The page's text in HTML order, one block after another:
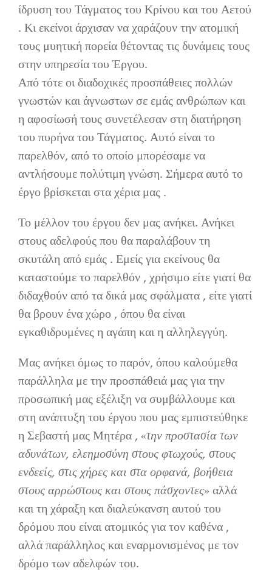
ίδρυση του Τάγματος του Κρίνου και του Αετού
. Κι εκείνοι άρχισαν να χαράζουν την ατομική
τους μυητική πορεία θέτοντας τις δυνάμεις τους
στην υπηρεσία του Έργου.
Από τότε οι διαδοχικές προσπάθειες πολλών
γνωστών και άγνωστων σε εμάς ανθρώπων και
η αφοσίωσή τους συνετέλεσαν στη διατήρηση
του πυρήνα του Τάγματος. Αυτό είναι το
παρελθόν, από το οποίο μπορέσαμε να
αντλήσουμε πολύτιμη γνώση. Σήμερα αυτό το
έργο βρίσκεται στα χέρια μας .
Το μέλλον του έργου δεν μας ανήκει. Ανήκει
στους αδελφούς που θα παραλάβουν τη
σκυτάλη από εμάς . Εμείς για εκείνους θα
καταστούμε το παρελθόν , χρήσιμο είτε γιατί θα
διδαχθούν από τα δικά μας σφάλματα , είτε γιατί
θα βρουν ένα χώρο , όπου θα είναι
εγκαθιδρυμένες η αγάπη και η αλληλεγγύη.
Μας ανήκει όμως το παρόν, όπου καλούμεθα
παράλληλα με την προσπάθειά μας για την
προσωπική μας εξέλιξη να συμβάλλουμε και
στη ανάπτυξη του έργου που μας εμπιστεύθηκε
η Σεβαστή μας Μητέρα , «την προστασία των
αδυνάτων, ελεημοσύνη στους φτωχούς, στους
ενδεείς, στις χήρες και στα ορφανά, βοήθεια
στους αρρώστους και στους πάσχοντες» αλλά
και τη χάραξη και διαλεύκανση αυτού του
δρόμου που είναι ατομικός για τον καθένα ,
αλλά παράλληλος και εναρμονισμένος με τον
δρόμο των αδελφών του.